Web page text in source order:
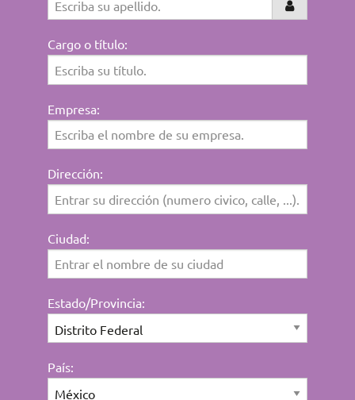
Cargo o título:
Empresa:
Dirección:
Ciudad:
Estado/Provincia:
País: